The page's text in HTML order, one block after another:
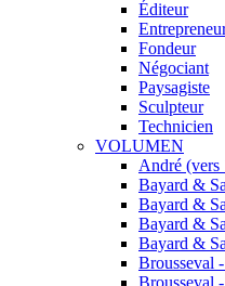
Éditeur
Fondeur
Négociant
Paysagiste
Sculpteur
Technicien
VOLUMEN
André (vers
Bayard &
Bayard &
Bayard &
Bayard &
Brousseval
Brousseval